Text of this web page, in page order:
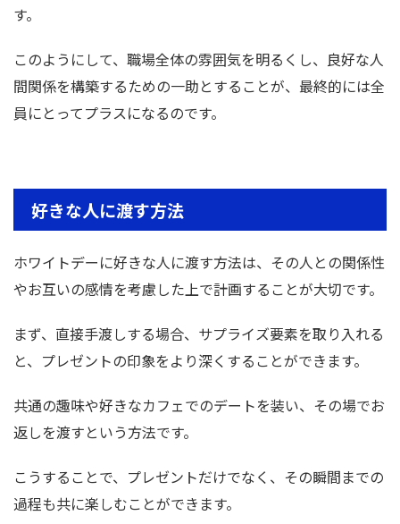
す。
このようにして、職場全体の雰囲気を明るくし、良好な人
間関係を構築するための一助とすることが、最終的には全
員にとってプラスになるのです。
好きな人に渡す方法
ホワイトデーに好きな人に渡す方法は、その人との関係性
やお互いの感情を考慮した上で計画することが大切です。
まず、直接手渡しする場合、サプライズ要素を取り入れる
と、プレゼントの印象をより深くすることができます。
共通の趣味や好きなカフェでのデートを装い、その場でお
返しを渡すという方法です。
こうすることで、プレゼントだけでなく、その瞬間までの
過程も共に楽しむことができます。